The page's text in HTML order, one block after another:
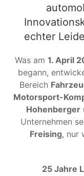
echter
Was am 1. April
begann,
Bereich
Motorsport-
Hohenberger
Unternehmen
Freising, nur
25 Jahre